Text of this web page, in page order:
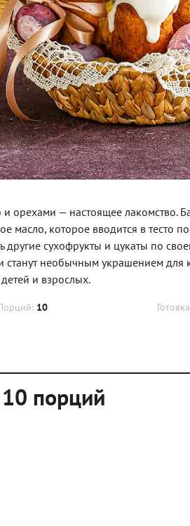
орехами — настоящее лакомство.
масло, которое вводится в тесто
сухофрукты и цукаты по
необычным украшением для
и взрослых.
10
порций